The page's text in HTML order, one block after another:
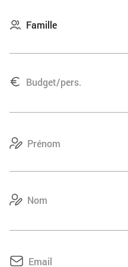
hôtels 3* (norme locale)
à des hôtels 4*
FÁTIMA >
VIÇOSA > ÉVORA
250km
Estremoz. Balade dans la
blanches, surplombée par
siècle qui recèle une